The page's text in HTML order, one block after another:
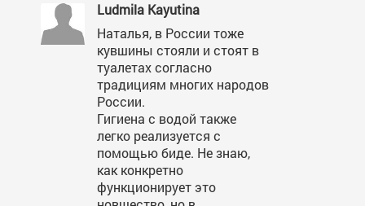
Ludmila Kayutina
Наталья, в России тоже
кувшины стояли и стоят в
туалетах согласно
традициям многих народов
России.
Гигиена с водой также
легко реализуется с
помощью биде. Не знаю,
как конкретно
функционирует это